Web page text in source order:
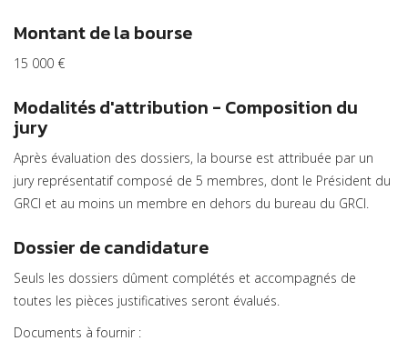
Montant de la bourse
15 000 €
Modalités d'attribution - Composition du
jury
Après évaluation des dossiers, la bourse est attribuée par un
jury représentatif composé de 5 membres, dont le Président du
GRCI et au moins un membre en dehors du bureau du GRCI.
Dossier de candidature
Seuls les dossiers dûment complétés et accompagnés de
toutes les pièces justificatives seront évalués.
Documents à fournir :